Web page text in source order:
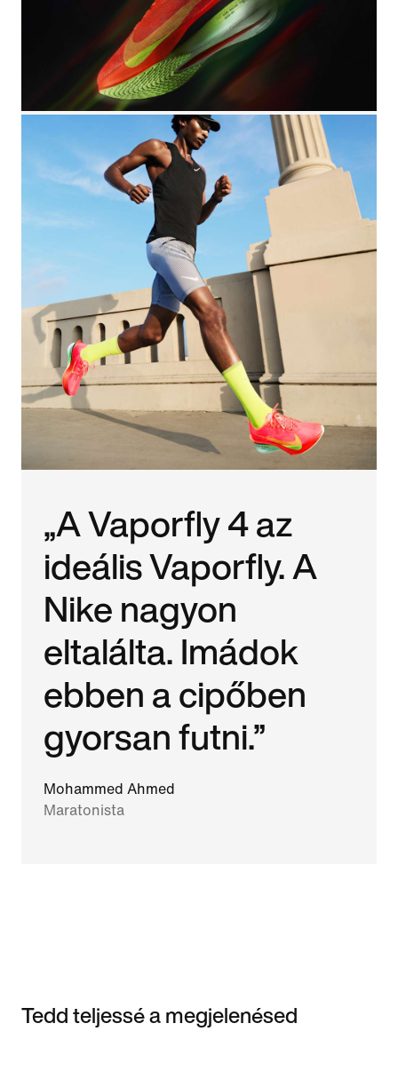
„A Vaporfly 4 az
ideális Vaporfly. A
Nike nagyon
eltalálta. Imádok
ebben a cipőben
gyorsan futni.”
Mohammed Ahmed
Maratonista
Tedd teljessé a megjelenésed